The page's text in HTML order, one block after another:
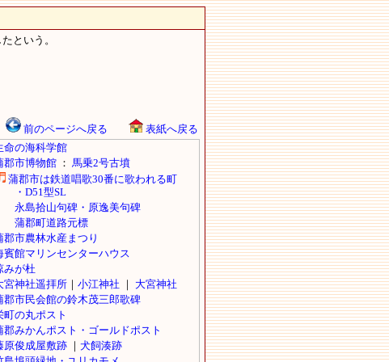
という。
前のページへ戻る 表紙へ戻る